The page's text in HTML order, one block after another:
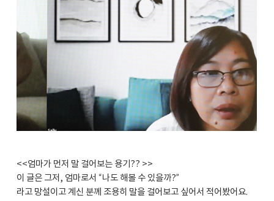
<<엄마가 먼저 말 걸어보는 용기?? >>
이 글은 그저, 엄마로서 “나도 해볼 수 있을까?”
라고 망설이고 계신 분께 조용히 말을 걸어보고 싶어서 적어봤어요.